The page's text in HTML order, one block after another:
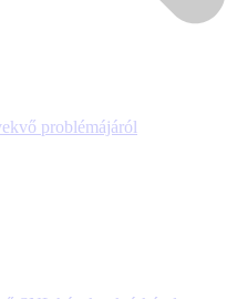
problémájáról